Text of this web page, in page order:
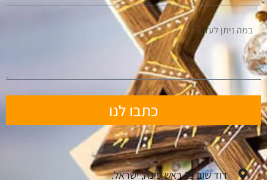
כתבו לנו
דוד שוב 19 ראש פינה, ישראל.